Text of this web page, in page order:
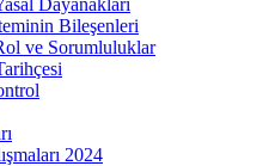
Bileşenleri
ve Sorumluluklar
2024